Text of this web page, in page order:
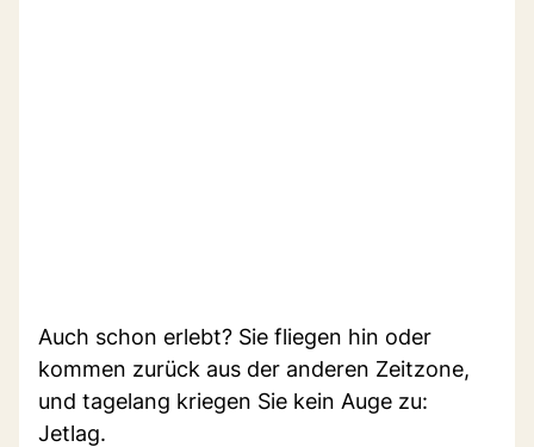
Auch schon erlebt? Sie fliegen hin oder
kommen zurück aus der anderen Zeitzone,
und tagelang kriegen Sie kein Auge zu:
Jetlag.